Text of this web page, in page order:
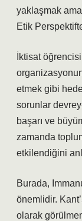
yaklaşmak
Etik
İktisat
etmek gibi
sorunlar
başarı ve
zamanda
etkilendiğini
Burada,
önemlidir.
olarak